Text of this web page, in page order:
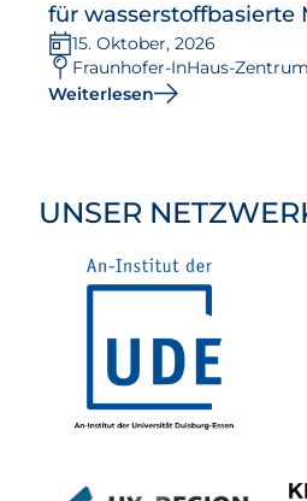
für wasserstoffbasierte
15. Oktober, 2026
Fraunhofer-InHaus-
Weiterlesen
UNSER